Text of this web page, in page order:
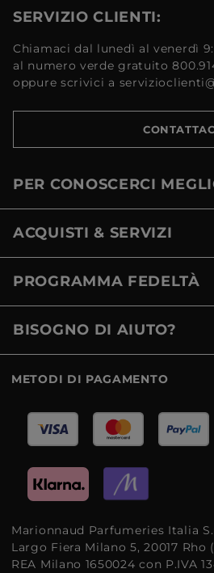
SERVIZIO CLIENTI:
Chiamaci dal lunedì al venerdì
al numero verde gratuito
oppure scrivici a
PER CONOSCERCI
ACQUISTI & SERVIZI
PROGRAMMA FEDELTÀ
BISOGNO DI AIUTO?
METODI DI PAGAMENTO
Marionnaud Parfumeries Italia
Largo Fiera Milano 5, 20017 Rho
REA Milano 1650024 con P.IVA